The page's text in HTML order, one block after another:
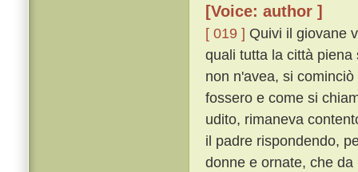
[Voice: author ]
[ 019 ] Quivi il giovane
quali tutta la città
non n'avea, si
fossero e come si
udito, rimaneva
il padre rispondendo,
donne e ornate, che